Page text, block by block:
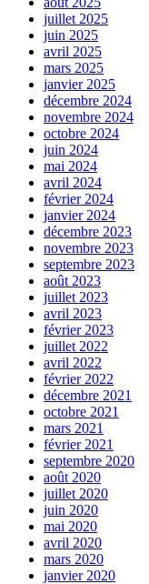
juillet 2025
juin 2025
avril 2025
mars 2025
janvier 2025
décembre 2024
novembre 2024
octobre 2024
juin 2024
mai 2024
avril 2024
février 2024
janvier 2024
décembre 2023
novembre 2023
septembre 2023
août 2023
juillet 2023
avril 2023
février 2023
juillet 2022
avril 2022
février 2022
décembre 2021
octobre 2021
mars 2021
février 2021
septembre 2020
août 2020
juillet 2020
juin 2020
mai 2020
avril 2020
mars 2020
janvier 2020